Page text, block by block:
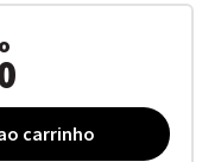
carrinho